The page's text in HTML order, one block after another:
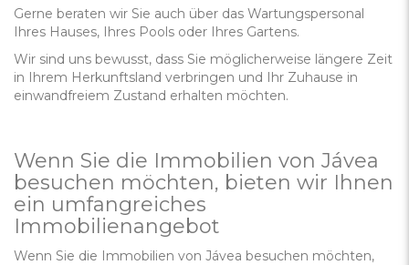
Gerne beraten wir Sie auch über das Wartungspersonal
Ihres Hauses, Ihres Pools oder Ihres Gartens.
Wir sind uns bewusst, dass Sie möglicherweise längere Zeit
in Ihrem Herkunftsland verbringen und Ihr Zuhause in
einwandfreiem Zustand erhalten möchten.
Wenn Sie die Immobilien von Jávea
besuchen möchten, bieten wir Ihnen
ein umfangreiches
Immobilienangebot
Wenn Sie die Immobilien von Jávea besuchen möchten,